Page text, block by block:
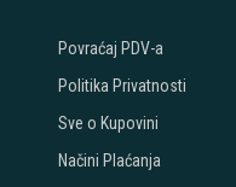
Povraćaj PDV-a
Politika Privatnosti
Sve o Kupovini
Načini Plaćanja